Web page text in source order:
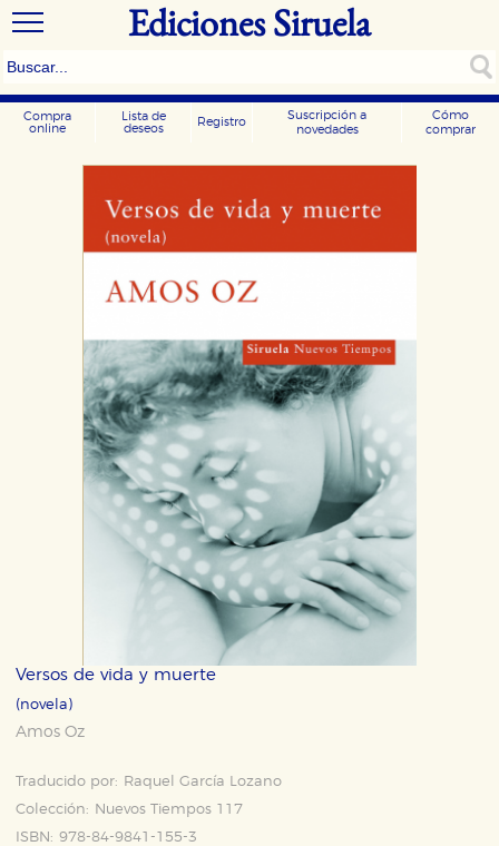
Ediciones Siruela
Compra
online
Lista de
deseos
Registro
Suscripción a
novedades
Cómo
comprar
Versos de vida y muerte
(novela)
Amos Oz
Traducido por:
Raquel García Lozano
Colección:
Nuevos Tiempos 117
ISBN: 978-84-9841-155-3